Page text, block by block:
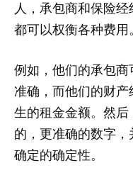
人，承包商和保险
都可以权衡各种费用。
例如，他们的承包
准确，而他们的财
生的租金金额。然
的，更准确的数字
确定的确定性。